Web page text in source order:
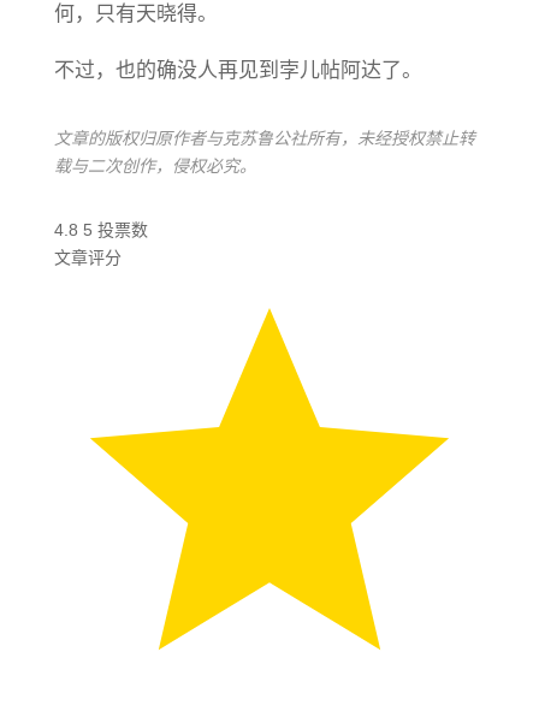
何，只有天晓得。
不过，也的确没人再见到孛儿帖阿达了。
文章的版权归原作者与克苏鲁公社所有，未经授权禁止转
载与二次创作，侵权必究。
4.8 5 投票数
文章评分